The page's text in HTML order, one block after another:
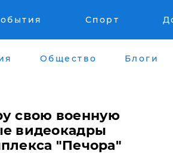
Спорт
Общество Блоги
свою военную
видеокадры
"Печора"